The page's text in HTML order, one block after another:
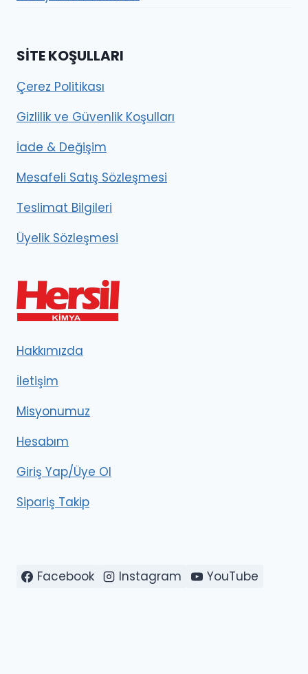
SITE KOŞULLARI
Çerez Politikası
Gizlilik ve Güvenlik Koşulları
İade & Değişim
Mesafeli Satış Sözleşmesi
Teslimat Bilgileri
Üyelik Sözleşmesi
Hakkımızda
İletişim
Misyonumuz
Hesabım
Giriş Yap/Üye Ol
Sipariş Takip
Facebook Instagram YouTube